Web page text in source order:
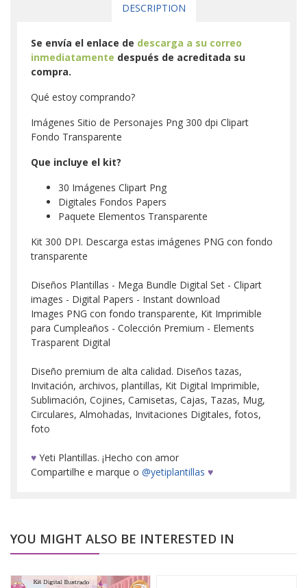
DESCRIPTION
Se envía el enlace de descarga a su correo
inmediatamente después de acreditada su
compra.
Qué estoy comprando?
Imágenes Sitio de Personajes Png 300 dpi Clipart
Fondo Transparente
Que incluye el kit?
30 Imágenes Clipart Png
Digitales Fondos Papers
Paquete Elementos Transparente
Kit 300 DPI. Descarga estas imágenes PNG con fondo
transparente
Diseños Plantillas - Mega Bundle Digital Set - Clipart
images - Digital Papers - Instant download
Images PNG con fondo transparente, Kit Imprimible
para Cumpleaños - Colección Premium - Elements
Trasparent Digital
Diseño premium de alta calidad. Diseños tazas,
Invitación, archivos, plantillas, Kit Digital Imprimible,
Sublimación, Cojines, Camisetas, Cajas, Tazas, Mug,
Circulares, Almohadas, Invitaciones Digitales, fotos,
foto
♥ Yeti Plantillas. ¡Hecho con amor
Compartilhe e marque o @yetiplantillas ♥
YOU MIGHT ALSO BE INTERESTED IN